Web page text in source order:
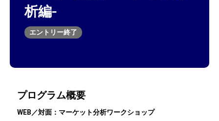
析編-
エントリー終了
プログラム概要
WEB／対面：マーケット分析ワークショップ